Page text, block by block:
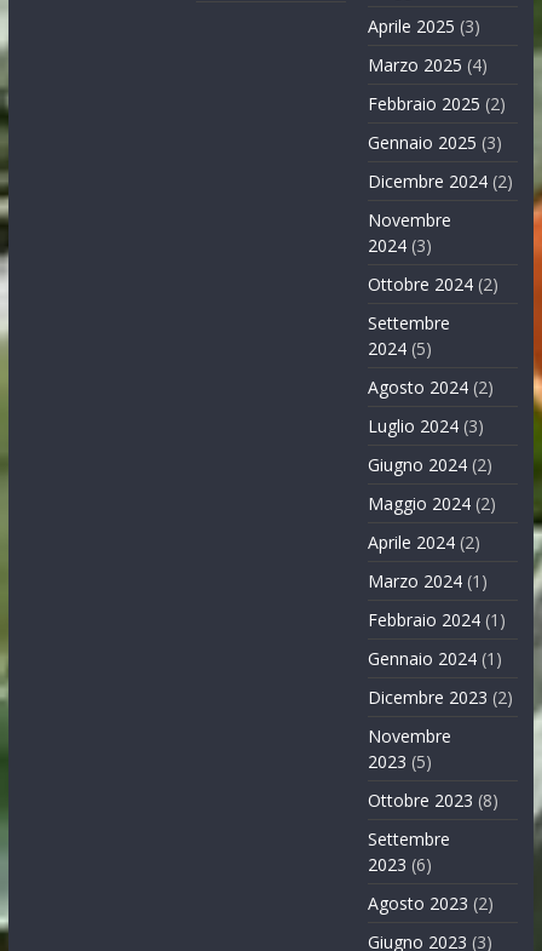
Aprile 2025 (3)
Marzo 2025 (4)
Febbraio 2025 (2)
Gennaio 2025 (3)
Dicembre 2024 (2)
Novembre
2024 (3)
Ottobre 2024 (2)
Settembre
2024 (5)
Agosto 2024 (2)
Luglio 2024 (3)
Giugno 2024 (2)
Maggio 2024 (2)
Aprile 2024 (2)
Marzo 2024 (1)
Febbraio 2024 (1)
Gennaio 2024 (1)
Dicembre 2023 (2)
Novembre
2023 (5)
Ottobre 2023 (8)
Settembre
2023 (6)
Agosto 2023 (2)
Giugno 2023 (3)